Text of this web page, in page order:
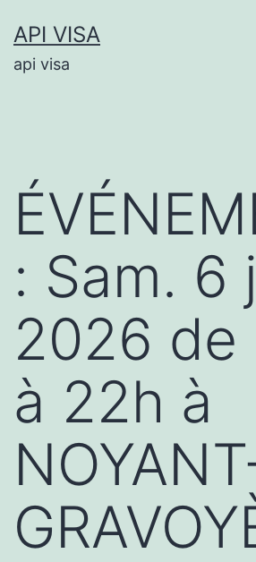
au
contenu
API VISA
api visa
: Sam. 6
2026 de
à 22h à